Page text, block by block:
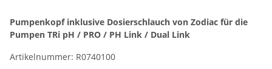
Pumpenkopf inklusive Dosierschlauch von Zodiac für die
Pumpen TRi pH / PRO / PH Link / Dual Link
Artikelnummer: R0740100